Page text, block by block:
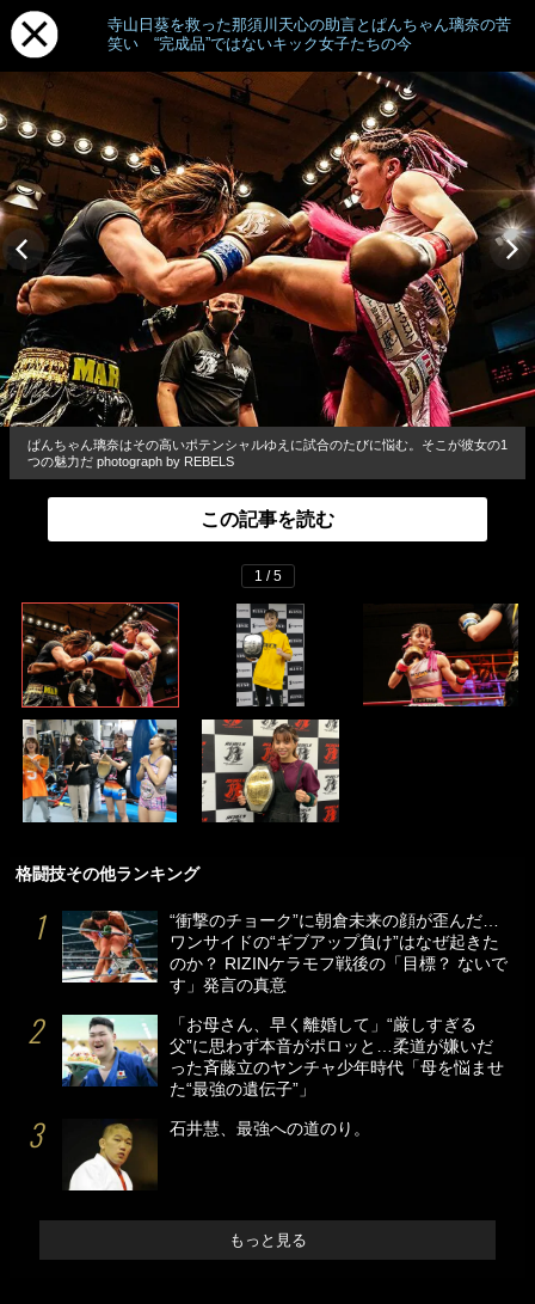
寺山日葵を救った那須川天心の助言とぱんちゃん璃奈の苦
笑い “完成品”ではないキック女子たちの今
ぱんちゃん璃奈はその高いポテンシャルゆえに試合のたびに悩む。そこが彼女の1
つの魅力だ photograph by REBELS
この記事を読む
1 / 5
格闘技その他ランキング
“衝撃のチョーク”に朝倉未来の顔が歪んだ…
ワンサイドの“ギブアップ負け”はなぜ起きた
のか？ RIZINケラモフ戦後の「目標？ ないで
す」発言の真意
「お母さん、早く離婚して」“厳しすぎる
父”に思わず本音がポロッと…柔道が嫌いだ
った斉藤立のヤンチャ少年時代「母を悩ませ
た“最強の遺伝子”」
石井慧、最強への道のり。
もっと見る